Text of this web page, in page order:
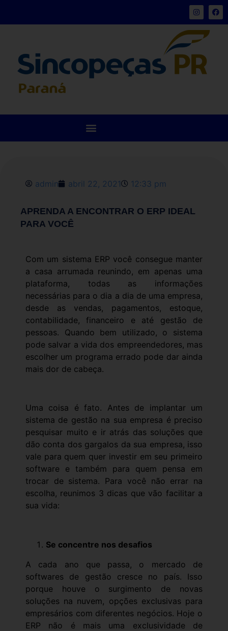
admin abril 22, 2021 12:33 pm
APRENDA A ENCONTRAR O ERP IDEAL
PARA VOCÊ
Com um sistema ERP você consegue manter
a casa arrumada reunindo, em apenas uma
plataforma, todas as informações
necessárias para o dia a dia de uma empresa,
desde as vendas, pagamentos, estoque,
contabilidade, financeiro e até gestão de
pessoas. Quando bem utilizado, o sistema
pode salvar a vida dos empreendedores, mas
escolher um programa errado pode dar ainda
mais dor de cabeça.
Uma coisa é fato. Antes de implantar um
sistema de gestão na sua empresa é preciso
pesquisar muito e ir atrás das soluções que
dão conta dos gargalos da sua empresa, isso
vale para quem quer investir em seu primeiro
software e também para quem pensa em
trocar de sistema. Para você não errar na
escolha, reunimos 3 dicas que vão facilitar a
sua vida:
Se concentre nos desafios
A cada ano que passa, o mercado de
softwares de gestão cresce no país. Isso
porque houve o surgimento de novas
soluções na nuvem, opções exclusivas para
empresários com diferentes negócios. Hoje o
ERP não é mais uma exclusividade de